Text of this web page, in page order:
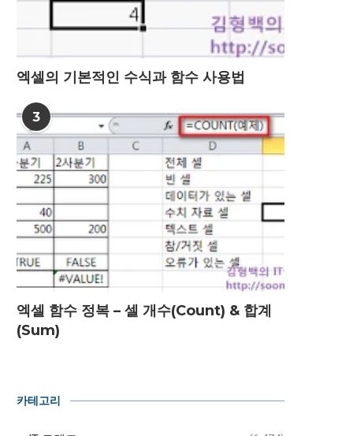
엑셀의 기본적인 수식과 함수 사용법
3
엑셀 함수 정복 – 셀 개수(Count) & 합계
(Sum)
카테고리